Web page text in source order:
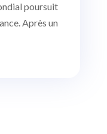
poursuit
Après un